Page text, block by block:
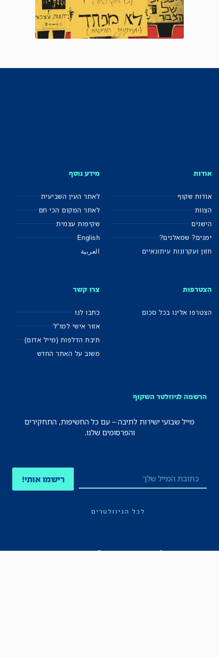
אודות
אודות שקוף
הצוות
הישגים
ימנים? שמאלנים?
חזון ועקרונות עיתונאיים
מידע נוסף
לאתר העין השביעית
לאתר המקום הכי חם
שקיפות עצמית
English
العربية
הצטרפות
הצטרפו אלינו בכל סכום
צרו קשר
כתבו לנו
אזור אישי למו"ל
תיבת הדלפות (מייל אדום)
משוב על האתר החדש
הרשמה לניוזלטר השקוף
מייל שבועי ישירות לתיבה – עם כל החשיפות, התחקירים
והפרסומים שלנו.
רישמו אותי!
לכל הניוזלטרים